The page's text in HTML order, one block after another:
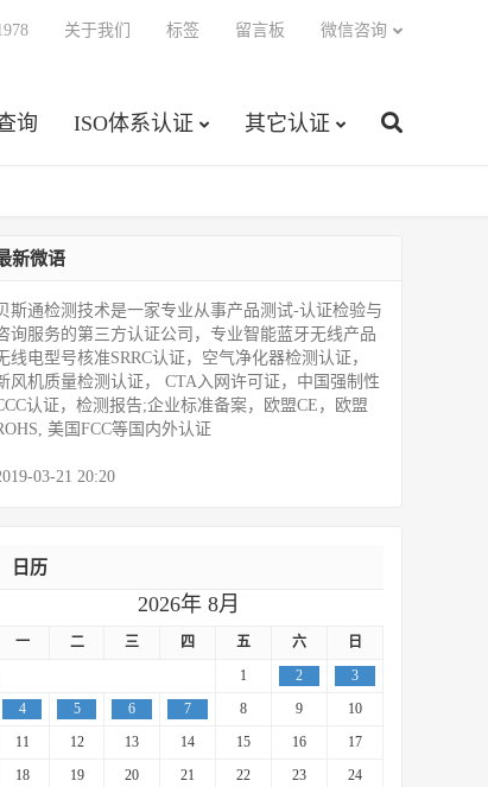
询 ISO体系认证 其它认证
关于我们 标签 留言板 微信咨询
新微语
斯通检测技术是一家专业从事产品测试­-认证检验与
询服务的第三方认证公司，专业智能蓝牙无线产品
线电型号核准SRRC认证，空气净化器检测认证，
风机质量检测认证， CTA入网许可证，中国强制性
认证，检测报告;企业标准备案，欧盟CE，欧盟
美国FCC等国内外认证
03-21 20:20
日历
2026年 8月
一 二 三 四 五 六
日
1
2
3
4
5 6 7 8 9
10
11
12 13 14 15 16
17
18
19 20 21 22 23
24